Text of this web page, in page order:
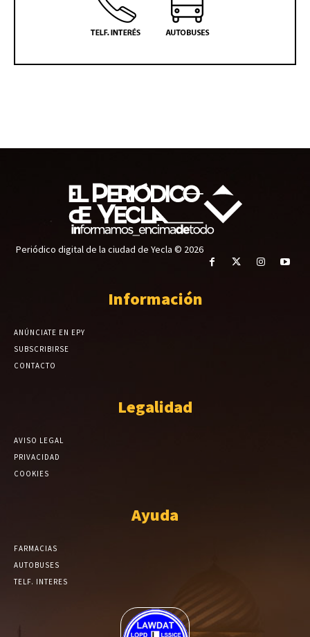
Periódico digital de la ciudad de Yecla © 2026
Información
ANÚNCIATE EN EPY
SUBSCRIBIRSE
CONTACTO
Legalidad
AVISO LEGAL
PRIVACIDAD
COOKIES
Ayuda
FARMACIAS
AUTOBUSES
TELF. INTERES